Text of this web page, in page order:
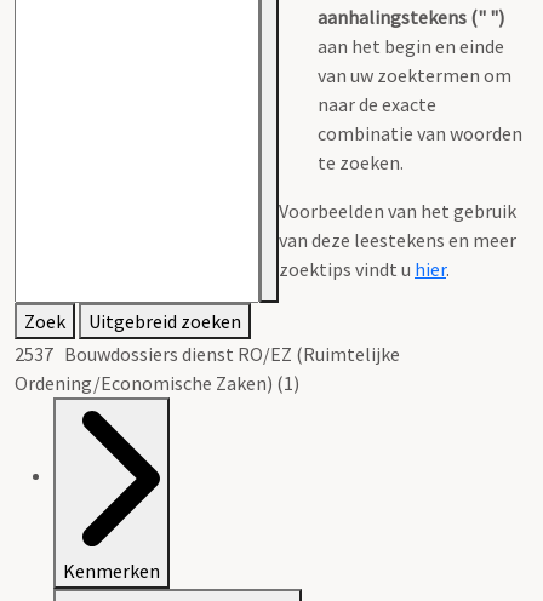
aanhalingstekens (" ")
aan het begin en einde
van uw zoektermen om
naar de exacte
combinatie van woorden
te zoeken.
Voorbeelden van het gebruik
van deze leestekens en meer
zoektips vindt u hier.
Zoek
Uitgebreid zoeken
2537 Bouwdossiers dienst RO/EZ (Ruimtelijke
Ordening/Economische Zaken) (1)
Kenmerken